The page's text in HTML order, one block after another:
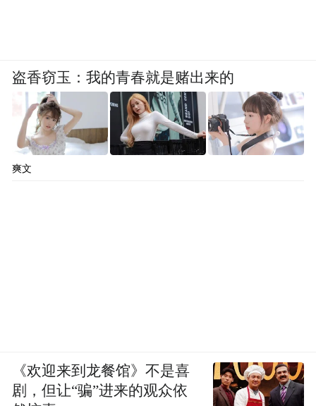
盗香窃玉：我的青春就是赌出来的
爽文
《欢迎来到龙餐馆》不是喜
剧，但让“骗”进来的观众依